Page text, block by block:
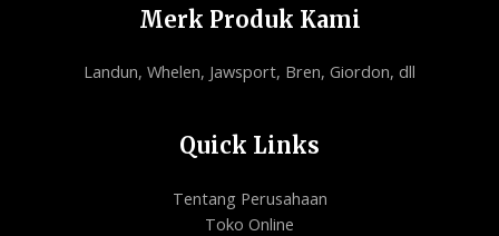
Tentang Perusahaan
Toko Online
Hubungi Kami